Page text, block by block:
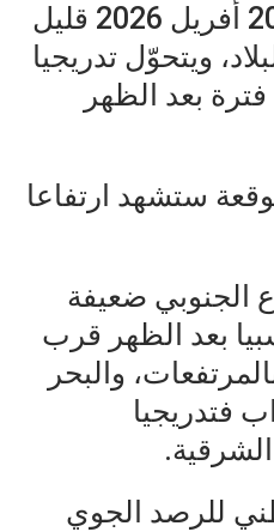
يكون طقس الإثنين 20 أفريل 2026 قليل
ويتحوّل تدريجيا
بعد الظهر
ستشهد ارتفاعا
الجنوبي ضعيفة
بعد الظهر قرب
والبحر
فتدريجيا
للرصد الجوي